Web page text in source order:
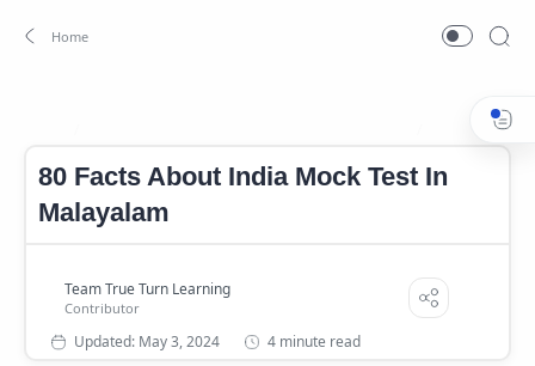
Facts About
80 Facts About India Mock Test In
Malayalam
4 minute read